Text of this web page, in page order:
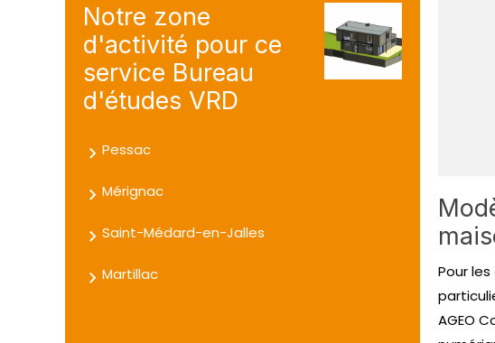
Notre zone
d'activité pour ce
service Bureau
d'études VRD
Pessac
Mérignac
Saint-Médard-en-Jalles
Martillac
Pour
AGEO